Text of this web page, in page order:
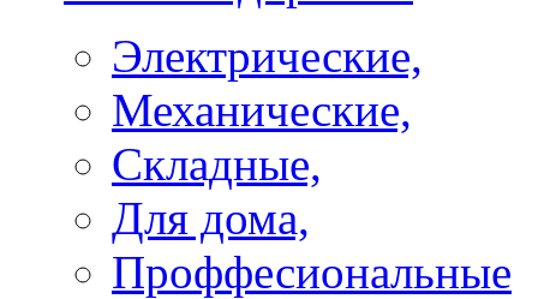
Электрические,
Механические,
Складные,
Для дома,
Проффесиональные